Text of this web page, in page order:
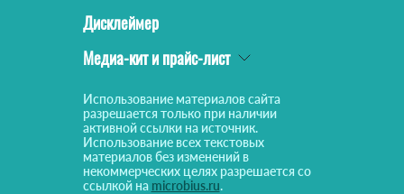
Дисклеймер
Медиа-кит и прайс-лист
Использование материалов сайта
разрешается только при наличии
активной ссылки на источник.
Использование всех текстовых
материалов без изменений в
некоммерческих целях разрешается со
ссылкой на microbius.ru.